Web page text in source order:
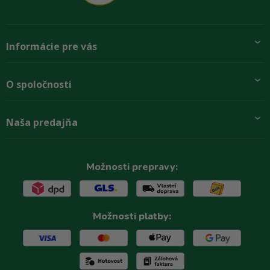
Informácie pre vás
Preprava a platba
Rady zákazníkom
O spoločnosti
O firme
Naša predajňa
Možnosti prepravy:
Možnosti platby: